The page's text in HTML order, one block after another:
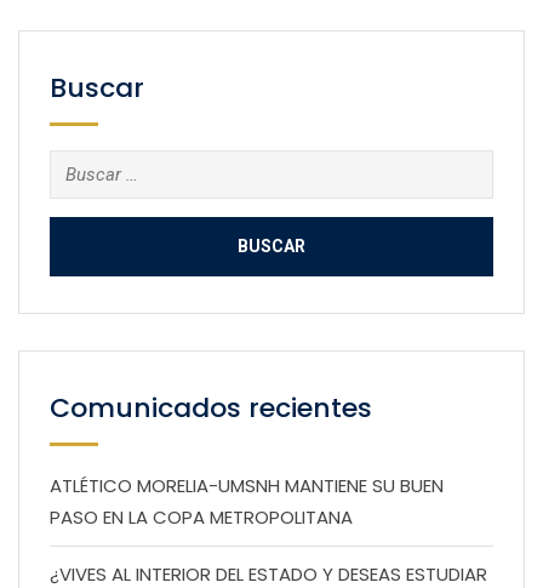
Buscar
Buscar:
Comunicados recientes
ATLÉTICO MORELIA-UMSNH MANTIENE SU BUEN
PASO EN LA COPA METROPOLITANA
¿VIVES AL INTERIOR DEL ESTADO Y DESEAS ESTUDIAR